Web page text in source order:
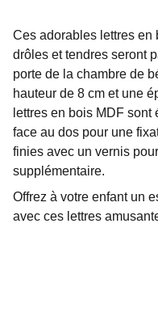
Ces adorables lettres en
drôles et tendres seront
porte de la chambre de
hauteur de 8 cm et une
lettres en bois MDF
face au dos pour une
finies avec un vernis
supplémentaire.
Offrez à votre enfant un
avec ces lettres